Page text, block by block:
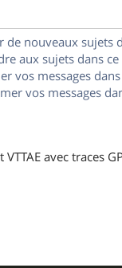
de nouveaux sujets
aux sujets dans
vos messages
vos messages
avec traces